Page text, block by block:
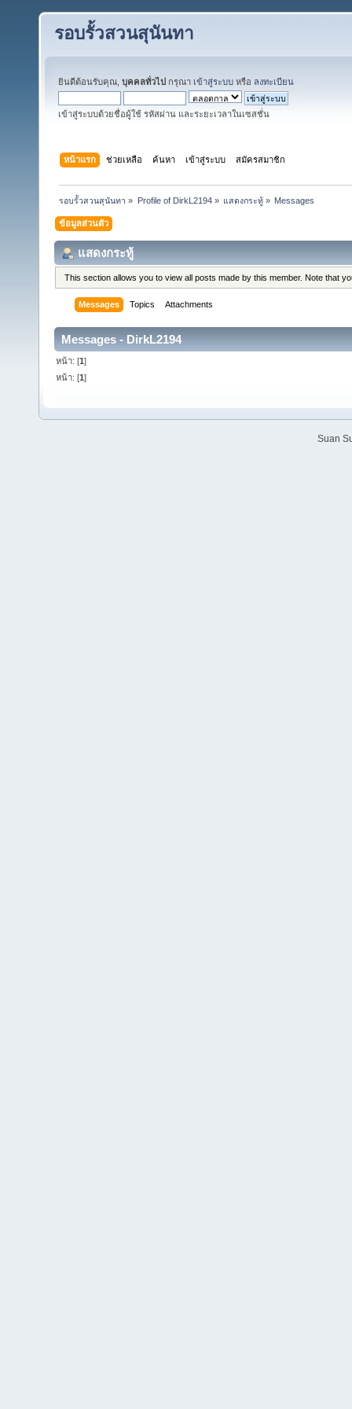
รอบรั้วสวนสุนันทา
ยินดีต้อนรับคุณ, บุคคลทั่วไป กรุณา เข้าสู่ระบบ หรือ ลงทะเบียน
เข้าสู่ระบบด้วยชื่อผู้ใช้ รหัสผ่าน และระยะเวลาในเซสชั่น
หน้าแรก ช่วยเหลือ ค้นหา เข้าสู่ระบบ สมัครสมาชิก
รอบรั้วสวนสุนันทา » Profile of DirkL2194» แสดงกระทู้» Messages
ข้อมูลส่วนตัว
แสดงกระทู้
This section allows you to view all posts made by this member. Note that
Messages Topics Attachments
Messages - DirkL2194
หน้า: [1]
หน้า: [1]
Suan